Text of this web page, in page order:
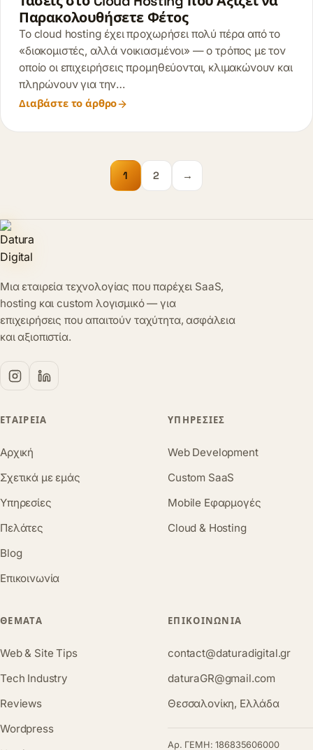
Παρακολουθήσετε Φέτος
Το cloud hosting έχει προχωρήσει πολύ πέρα από το
«διακομιστές, αλλά νοικιασμένοι» — ο τρόπος με τον
οποίο οι επιχειρήσεις προμηθεύονται, κλιμακώνουν και
πληρώνουν για την…
Διαβάστε το άρθρο
1 2 →
Μια εταιρεία τεχνολογίας που παρέχει SaaS,
hosting και custom λογισμικό — για
επιχειρήσεις που απαιτούν ταχύτητα, ασφάλεια
και αξιοπιστία.
ΕΤΑΙΡΕΊΑ
Αρχική
Σχετικά με εμάς
Υπηρεσίες
Πελάτες
Blog
Επικοινωνία
ΥΠΗΡΕΣΊΕΣ
Web Development
Custom SaaS
Mobile Εφαρμογές
Cloud & Hosting
ΘΈΜΑΤΑ
Web & Site Tips
Tech Industry
Reviews
Wordpress
ΕΠΙΚΟΙΝΩΝΊΑ
contact@daturadigital.gr
daturaGR@gmail.com
Θεσσαλονίκη, Ελλάδα
Αρ. ΓΕΜΗ: 186835606000